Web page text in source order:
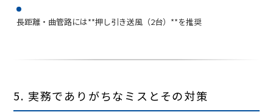
長距離・曲管路には**押し引き送風（2台）**を推奨
5. 実務でありがちなミスとその対策